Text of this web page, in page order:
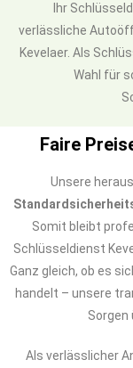
Ihr
verlässliche
Kevelaer. Als
Wahl für
Faire
Unsere
Somit bleibt
Schlüsseldienst
Ganz gleich, ob es
handelt – unsere
Als verlässlicher